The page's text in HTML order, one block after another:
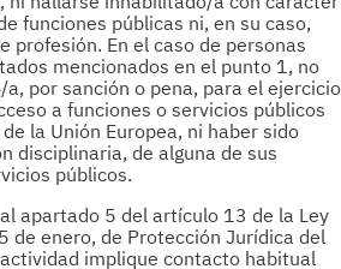
funciones públicas ni, en su caso,
profesión. En el caso de personas
mencionados en el punto 1, no
por sanción o pena, para el ejercicio
a funciones o servicios públicos
la Unión Europea, ni haber sido
disciplinaria, de alguna de sus
públicos.
apartado 5 del artículo 13 de la Ley
de enero, de Protección Jurídica del
implique contacto habitual